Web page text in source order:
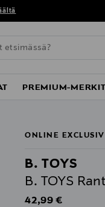
PREMIUM-MERKIT
ONLINE
B. TOYS
B. TOYS
Original Price
42,99 €